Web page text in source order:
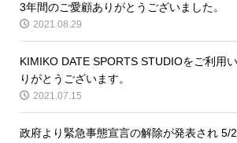
3年間のご愛顧ありがとうございました。
2021.08.29
KIMIKO DATE SPORTS STUDIOをご利用
りがとうございます。
2021.07.15
政府より緊急事態宣言の解除が発表され 5/